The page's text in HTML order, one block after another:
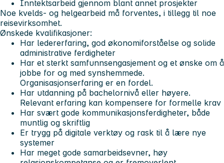
Inntektsarbeid gjennom blant annet prosjekter
Noe kvelds- og helgearbeid må forventes, i tillegg til noe
reisevirksomhet.
Ønskede kvalifikasjoner:
Har ledererfaring, god økonomiforståelse og solide
administrative ferdigheter
Har et sterkt samfunnsengasjement og et ønske om å
jobbe for og med synshemmede.
Organisasjonserfaring er en fordel.
Har utdanning på bachelornivå eller høyere.
Relevant erfaring kan kompensere for formelle krav
Har svært gode kommunikasjonsferdigheter, både
muntlig og skriftlig
Er trygg på digitale verktøy og rask til å lære nye
systemer
Har meget gode samarbeidsevner, høy